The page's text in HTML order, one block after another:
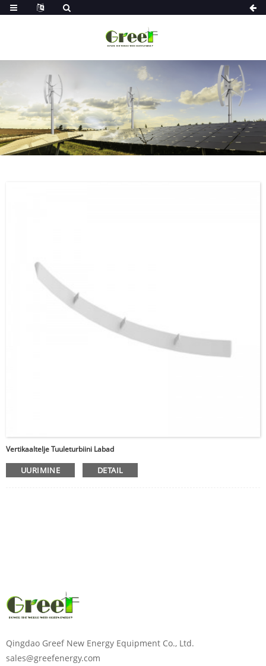
Vertikaaltelje Tuuleturbiini Labad
UURIMINE DETAIL
Qingdao Greef New Energy Equipment Co., Ltd.
sales@greefenergy.com